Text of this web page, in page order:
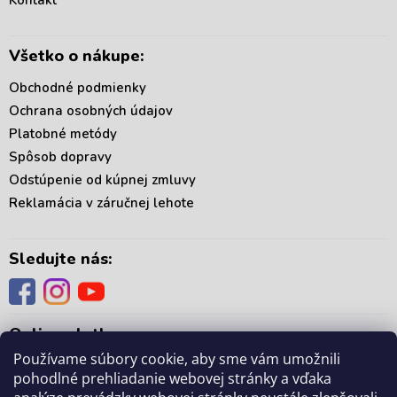
Používame súbory cookie, aby sme vám umožnili
pohodlné prehliadanie webovej stránky a vďaka
Všetko o nákupe:
Obchodné podmienky
Ochrana osobných údajov
Platobné metódy
Spôsob dopravy
Odstúpenie od kúpnej zmluvy
Reklamácia v záručnej lehote
Sledujte nás:
Online platby: